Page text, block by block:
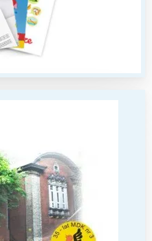
wydarzenia z
Kraków
Południe
Północ
Wszystkie